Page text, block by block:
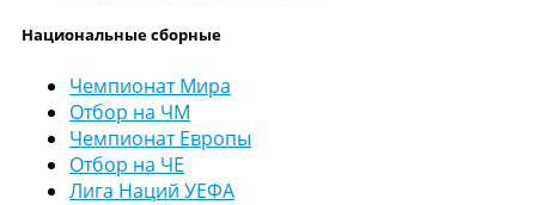
Национальные сборные
Чемпионат Мира
Отбор на ЧМ
Чемпионат Европы
Отбор на ЧЕ
Лига Наций УЕФА